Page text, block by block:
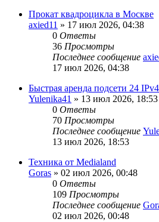
Прокат квадроцикла в Москве
axied11 » 17 июл 2026, 04:38
0 Ответы
36 Просмотры
Последнее сообщение
17 июл 2026, 04:38
Быстрая аренда подсети 24
Yulenika41 » 13 июл 2026, 18:53
0 Ответы
70 Просмотры
Последнее сообщение
13 июл 2026, 18:53
Техника от Medialand
Goras » 02 июл 2026, 00:48
0 Ответы
109 Просмотры
Последнее сообщение
02 июл 2026, 00:48